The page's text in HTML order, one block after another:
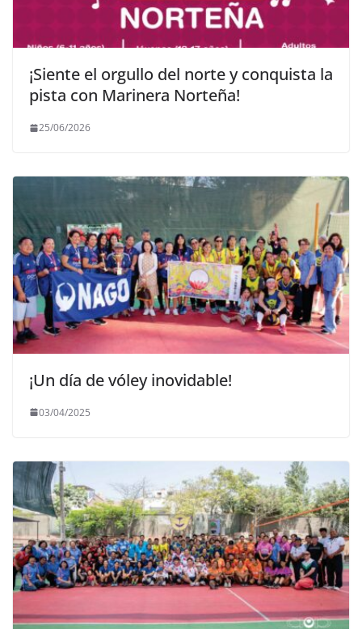
¡Siente el orgullo del norte y conquista la
pista con Marinera Norteña!
25/06/2026
¡Un día de vóley inovidable!
03/04/2025